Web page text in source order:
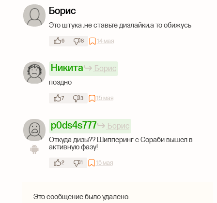
Борис
Это штука ,не ставьте дизлайки,а то обижусь
6 8 14 мая
Никита
Борис
поздно
7 3 15 мая
p0ds4s777
Борис
Откуда дизы?? Шипперинг с Сораби вышел в
активную фазу!
2 1 15 мая
Это сообщение было удалено.